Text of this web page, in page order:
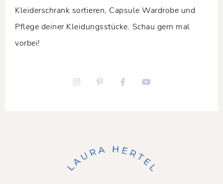
Kleiderschrank sortieren, Capsule Wardrobe und
Pflege deiner Kleidungsstücke. Schau gern mal
vorbei!